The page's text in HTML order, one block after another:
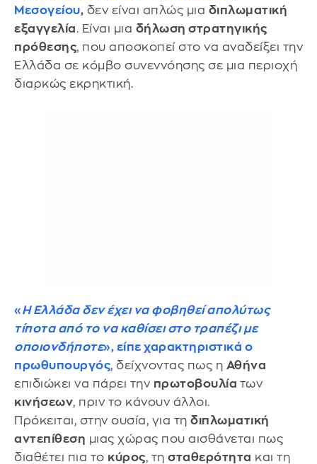
Μεσογείου, δεν είναι απλώς μια διπλωματική
εξαγγελία. Είναι μια δήλωση στρατηγικής
πρόθεσης, που αποσκοπεί στο να αναδείξει την
Ελλάδα σε κόμβο συνεννόησης σε μια περιοχή
διαρκώς εκρηκτική.
«Η Ελλάδα δεν έχει να φοβηθεί απολύτως
τίποτα από το να καθίσει στο τραπέζι με
οποιονδήποτε», είπε χαρακτηριστικά ο
πρωθυπουργός, δείχνοντας πως η Αθήνα
επιδιώκει να πάρει την πρωτοβουλία των
κινήσεων, πριν το κάνουν άλλοι.
Πρόκειται, στην ουσία, για τη διπλωματική
αντεπίθεση μιας χώρας που αισθάνεται πως
διαθέτει πια το κύρος, τη σταθερότητα και τη